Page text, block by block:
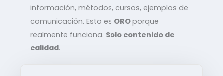
información, métodos, cursos, ejemplos de
comunicación. Esto es OROporque
realmente funciona. Solo contenido de
calidad.